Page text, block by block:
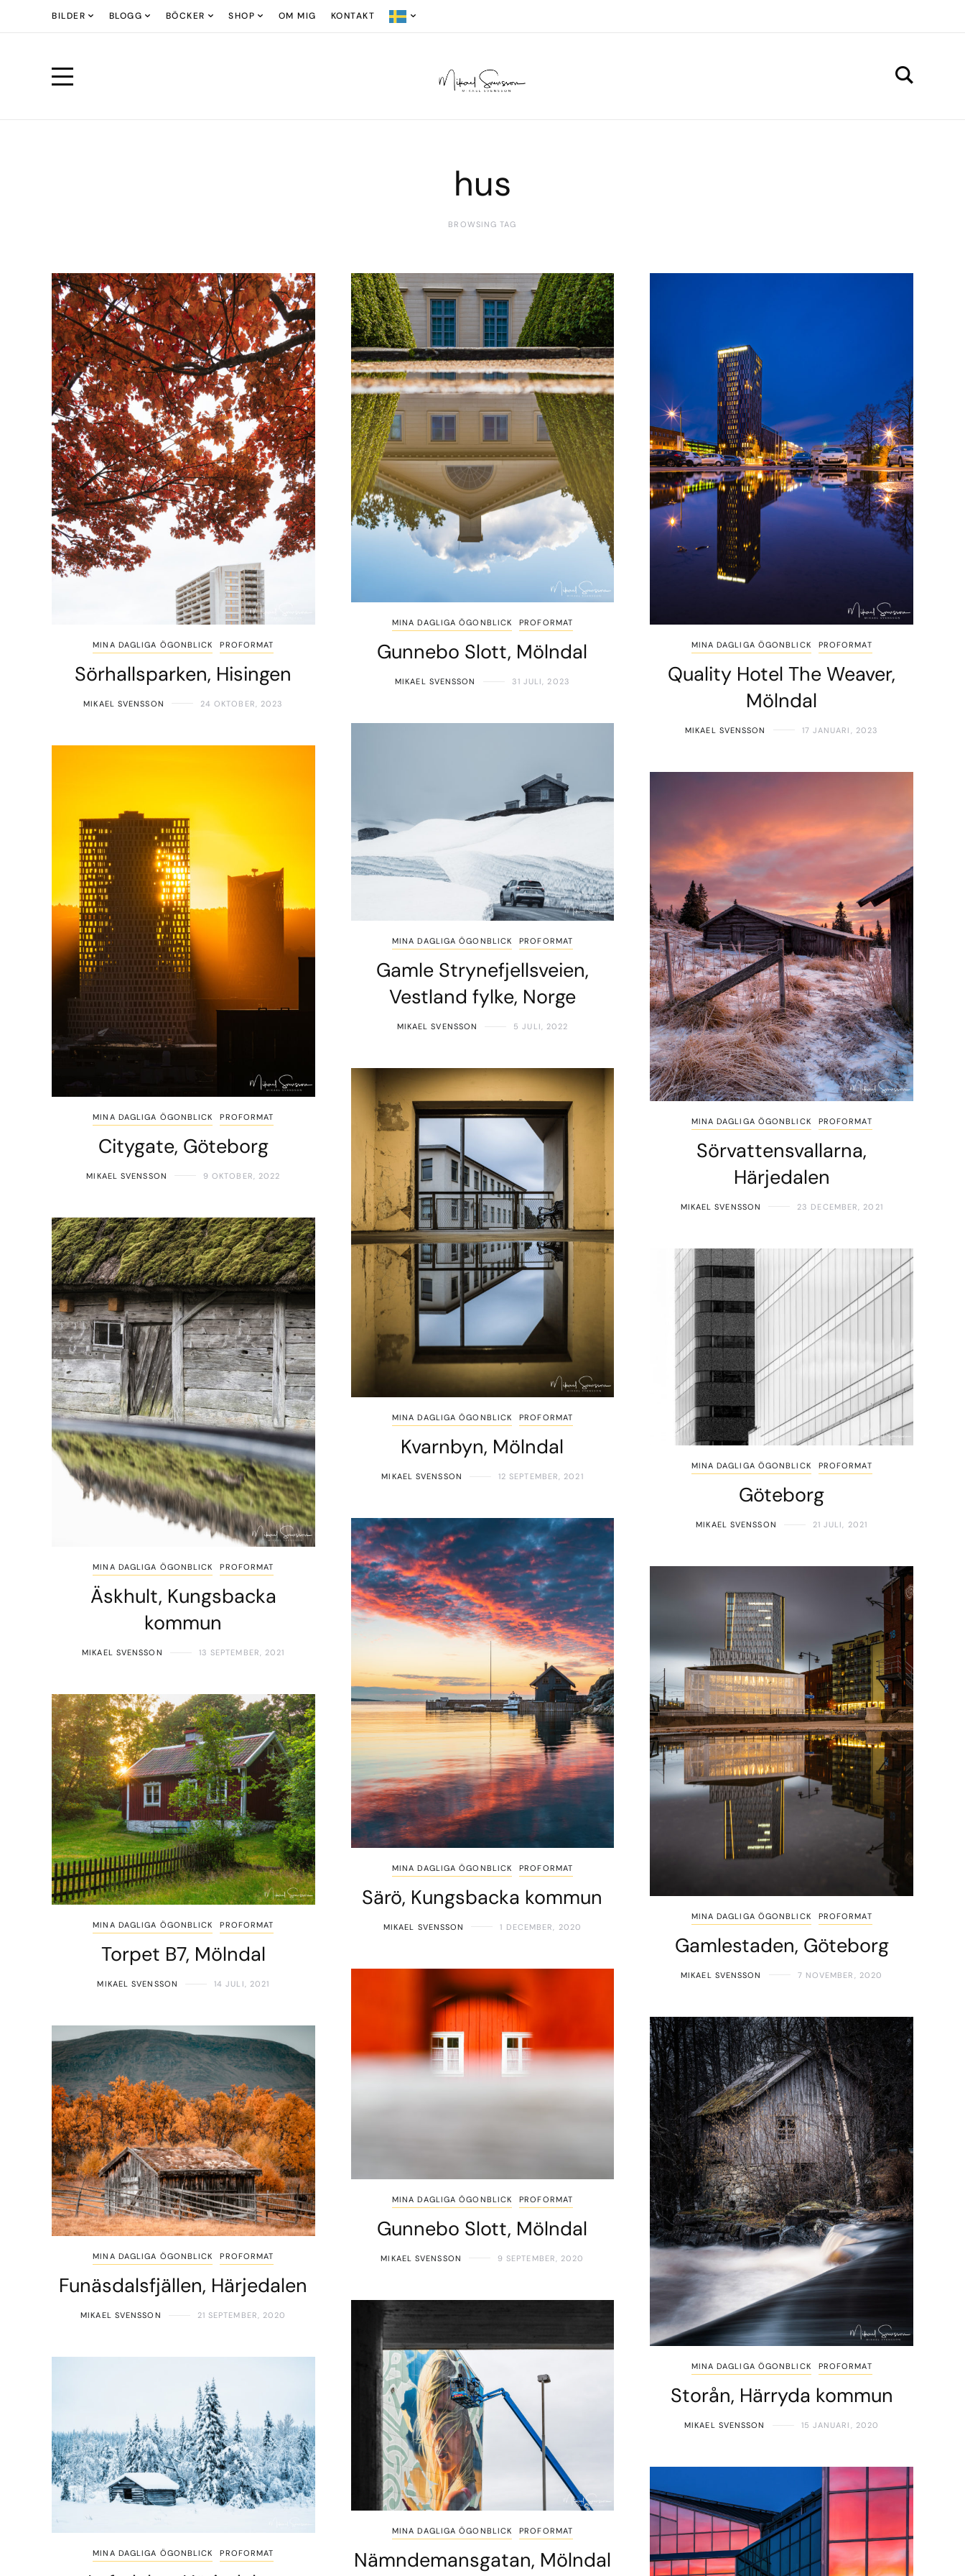
BILDER BLOGG BÖCKER SHOP OM MIG KONTAKT
hus
BROWSING TAG
MINA DAGLIGA ÖGONBLICK PROFORMAT
Sörhallsparken, Hisingen
MIKAEL SVENSSON 24 OKTOBER, 2023
MINA DAGLIGA ÖGONBLICK PROFORMAT
Gunnebo Slott, Mölndal
MIKAEL SVENSSON 31 JULI, 2023
MINA DAGLIGA ÖGONBLICK PROFORMAT
Quality Hotel The Weaver,
Mölndal
MIKAEL SVENSSON 17 JANUARI, 2023
MINA DAGLIGA ÖGONBLICK PROFORMAT
Citygate, Göteborg
MIKAEL SVENSSON 9 OKTOBER, 2022
MINA DAGLIGA ÖGONBLICK PROFORMAT
Gamle Strynefjellsveien,
Vestland fylke, Norge
MIKAEL SVENSSON 5 JULI, 2022
MINA DAGLIGA ÖGONBLICK PROFORMAT
Sörvattensvallarna,
Härjedalen
MIKAEL SVENSSON 23 DECEMBER, 2021
MINA DAGLIGA ÖGONBLICK PROFORMAT
Äskhult, Kungsbacka
kommun
MIKAEL SVENSSON 13 SEPTEMBER, 2021
MINA DAGLIGA ÖGONBLICK PROFORMAT
Kvarnbyn, Mölndal
MIKAEL SVENSSON 12 SEPTEMBER, 2021
MINA DAGLIGA ÖGONBLICK PROFORMAT
Göteborg
MIKAEL SVENSSON 21 JULI, 2021
MINA DAGLIGA ÖGONBLICK PROFORMAT
Torpet B7, Mölndal
MIKAEL SVENSSON 14 JULI, 2021
MINA DAGLIGA ÖGONBLICK PROFORMAT
Särö, Kungsbacka kommun
MIKAEL SVENSSON 1 DECEMBER, 2020
MINA DAGLIGA ÖGONBLICK PROFORMAT
Gamlestaden, Göteborg
MIKAEL SVENSSON 7 NOVEMBER, 2020
MINA DAGLIGA ÖGONBLICK PROFORMAT
Funäsdalsfjällen, Härjedalen
MIKAEL SVENSSON 21 SEPTEMBER, 2020
MINA DAGLIGA ÖGONBLICK PROFORMAT
Gunnebo Slott, Mölndal
MIKAEL SVENSSON 9 SEPTEMBER, 2020
MINA DAGLIGA ÖGONBLICK PROFORMAT
Storån, Härryda kommun
MIKAEL SVENSSON 15 JANUARI, 2020
MINA DAGLIGA ÖGONBLICK PROFORMAT
MINA DAGLIGA ÖGONBLICK PROFORMAT
Nämndemansgatan, Mölndal